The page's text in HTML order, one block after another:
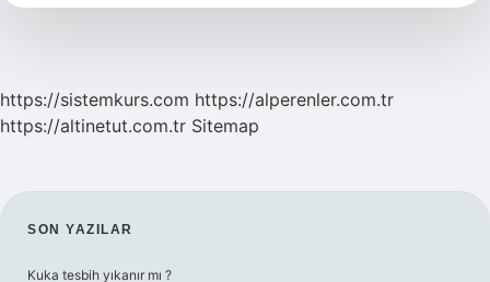
https://sistemkurs.com https://alperenler.com.tr
https://altinetut.com.tr Sitemap
SIDEBAR
SON YAZILAR
Kuka tesbih yıkanır mı ?